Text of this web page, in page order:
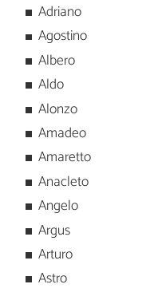
Adriano
Agostino
Albero
Aldo
Alonzo
Amadeo
Amaretto
Anacleto
Angelo
Argus
Arturo
Astro